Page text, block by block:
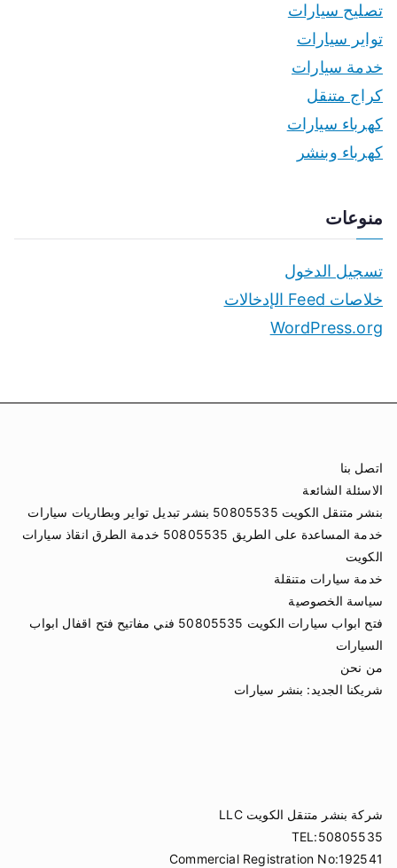
تصليح سيارات
تواير سيارات
خدمة سيارات
كراج متنقل
كهرباء سيارات
كهرباء وبنشر
منوعات
تسجيل الدخول
خلاصات Feed الإدخالات
WordPress.org
اتصل بنا
الاسئلة الشائعة
بنشر متنقل الكويت 50805535 بنشر تبديل تواير وبطاريات سيارات
خدمة المساعدة على الطريق 50805535 خدمة الطرق انقاذ سيارات
الكويت
خدمة سيارات متنقلة
سياسة الخصوصية
فتح ابواب سيارات الكويت 50805535 فني مفاتيح فتح اقفال ابواب
السيارات
من نحن
شريكنا الجديد: بنشر سيارات
شركة بنشر متنقل الكويت LLC
TEL:50805535
Commercial Registration No:192541